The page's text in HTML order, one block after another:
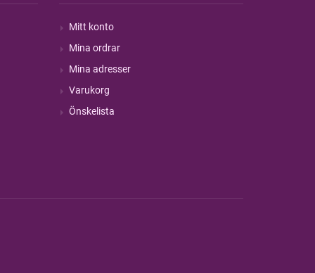
Mitt konto
Mina ordrar
Mina adresser
Varukorg
Önskelista